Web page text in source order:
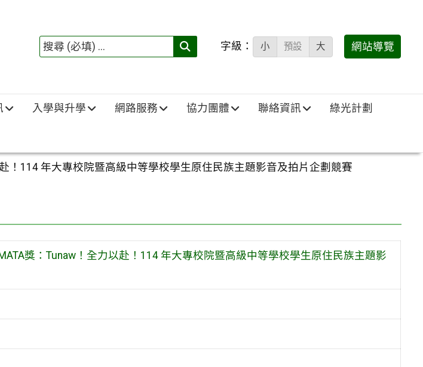
搜
填)：
字級： 小 預設 大 網站導覽
入學與升學 網路服務 協力團體 聯絡資訊 綠光計劃
！114 年大專校院暨高級中等學校學生原住民族主題影音及拍片企劃競賽
獎：Tunaw！全力以赴！114 年大專校院暨高級中等學校學生原住民族主題影